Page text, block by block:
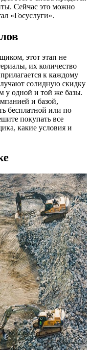
Сейчас это можно
«Госуслуги».
этот этап не
их количество
к каждому
солидную скидку
у одной и той же базы.
и базой,
бесплатной или по
покупать все
какие условия и